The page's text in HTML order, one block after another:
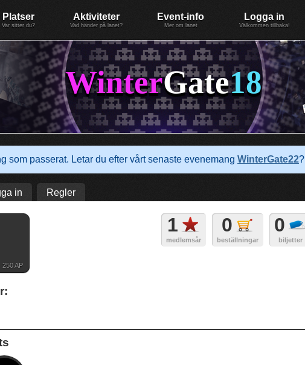
Platser
Var sitter du?
Aktiviteter
Vad händer på lanet?
Event-info
Mer om lanet
Logga in
Välkommen tillbaka!
WinterGate18
som passerat. Letar du efter vårt senaste evenemang WinterGate22?
in Regler
250 AP
0
biljetter
0
beställningar
1
medlemsår